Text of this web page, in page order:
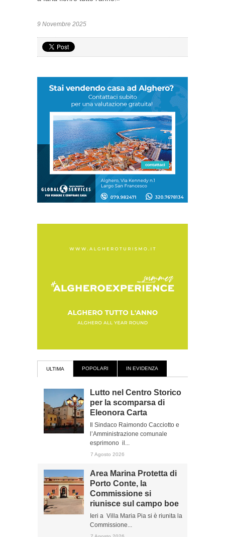
9 Novembre 2025
ULTIMA POPOLARI IN EVIDENZA
Lutto nel Centro Storico
per la scomparsa di
Eleonora Carta
Il Sindaco Raimondo Cacciotto e
l’Amministrazione comunale
esprimono il...
7 Agosto 2026
Area Marina Protetta di
Porto Conte, la
Commissione si
riunisce sul campo boe
Ieri a Villa Maria Pia si è riunita la
Commissione...